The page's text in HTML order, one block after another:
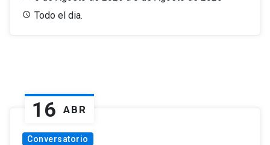
Todo el dia.
16 ABR
Conversatorio